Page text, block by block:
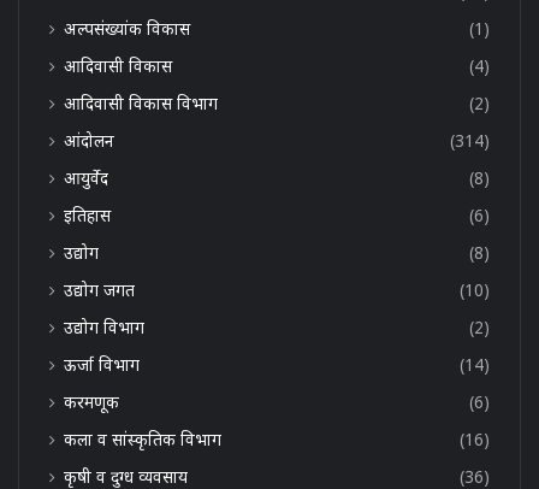
अल्पसंख्यांक विकास
(1)
आदिवासी विकास
(4)
आदिवासी विकास विभाग
(2)
आंदोलन
(314)
आयुर्वेद
(8)
इतिहास
(6)
उद्योग
(8)
उद्योग जगत
(10)
उद्योग विभाग
(2)
ऊर्जा विभाग
(14)
करमणूक
(6)
कला व सांस्कृतिक विभाग
(16)
कृषी व दुग्ध व्यवसाय
(36)